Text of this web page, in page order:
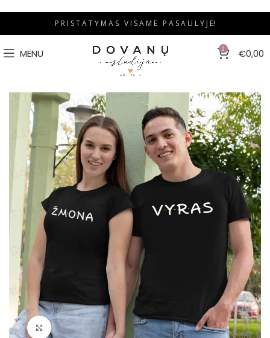
P R I S T A T Y M A S V I S A M E P A S A U L Y J E!
MENU 0 €0,00
Padidinti